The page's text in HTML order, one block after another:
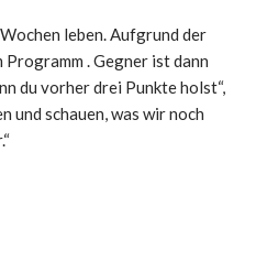
leben. Aufgrund der
. Gegner ist dann
du vorher drei Punkte holst“,
und schauen, was wir noch